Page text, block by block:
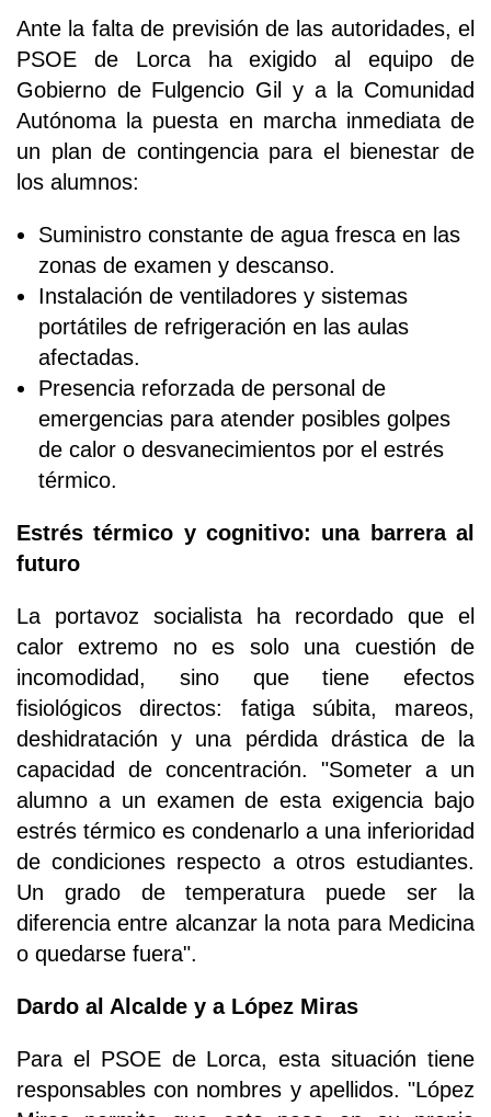
Ante la falta de previsión de las autoridades, el
PSOE de Lorca ha exigido al equipo de
Gobierno de Fulgencio Gil y a la Comunidad
Autónoma la puesta en marcha inmediata de
un plan de contingencia para el bienestar de
los alumnos:
Suministro constante de agua fresca en las
zonas de examen y descanso.
Instalación de ventiladores y sistemas
portátiles de refrigeración en las aulas
afectadas.
Presencia reforzada de personal de
emergencias para atender posibles golpes
de calor o desvanecimientos por el estrés
térmico.
Estrés térmico y cognitivo: una barrera al
futuro
La portavoz socialista ha recordado que el
calor extremo no es solo una cuestión de
incomodidad, sino que tiene efectos
fisiológicos directos: fatiga súbita, mareos,
deshidratación y una pérdida drástica de la
capacidad de concentración. "Someter a un
alumno a un examen de esta exigencia bajo
estrés térmico es condenarlo a una inferioridad
de condiciones respecto a otros estudiantes.
Un grado de temperatura puede ser la
diferencia entre alcanzar la nota para Medicina
o quedarse fuera".
Dardo al Alcalde y a López Miras
Para el PSOE de Lorca, esta situación tiene
responsables con nombres y apellidos. "López